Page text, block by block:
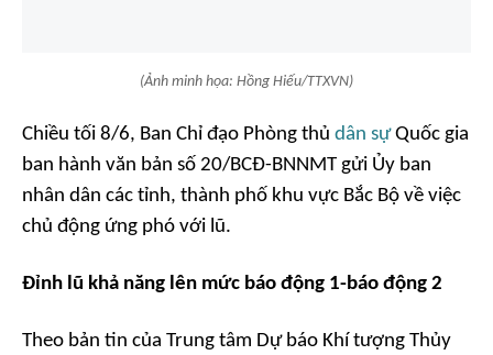
(Ảnh minh họa: Hồng Hiếu/TTXVN)
Chiều tối 8/6, Ban Chỉ đạo Phòng thủ dân sựQuốc gia
ban hành văn bản số 20/BCĐ-BNNMT gửi Ủy ban
nhân dân các tỉnh, thành phố khu vực Bắc Bộ về việc
chủ động ứng phó với lũ.
Đỉnh lũ khả năng lên mức báo động 1-báo động 2
Theo bản tin của Trung tâm Dự báo Khí tượng Thủy